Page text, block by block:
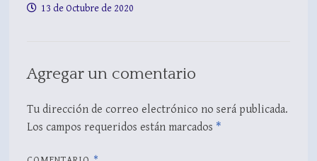
13 de Octubre de 2020
Agregar un comentario
Tu dirección de correo electrónico no será publicada.
Los campos requeridos están marcados *